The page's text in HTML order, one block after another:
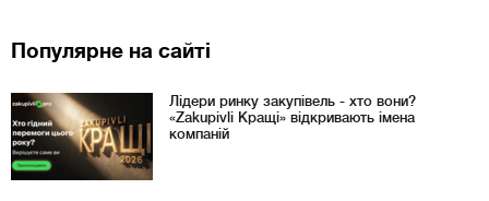
Популярне на сайті
Лідери ринку закупівель - хто вони?
«Zakupivli Кращі» відкривають імена
компаній